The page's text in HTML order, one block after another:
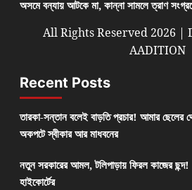
অসমে বন্যায় আটকে মা, কান্না সামলে ত্রাণ
All Rights Reserved 2026 |
AADITION
Recent Posts
তারকা-সন্তান বলেই বাড়তি প্রচার! আমার ছেলের
অকপটে স্বীকার আর মাধবনের
নতুন সরকারের আমল, টলিপাড়ায় ফিরল কাজের ছন্দ!
হাইকোর্টের